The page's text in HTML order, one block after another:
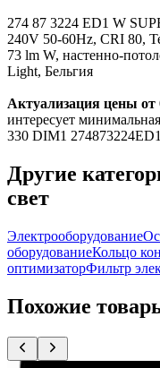
274 87 3224 ED1 W
240V 50-60Hz, CRI 80,
73 lm W, настенно-
Light, Бельгия
Актуализация цены от
интересует
330 DIM1
Другие
свет
Электрооборудование
оборудованиеКольцо
оптимизаторФильтр
Похожие